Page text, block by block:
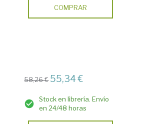
COMPRAR
58,26 € 55,34 €
Stock en librería. Envío
en 24/48 horas